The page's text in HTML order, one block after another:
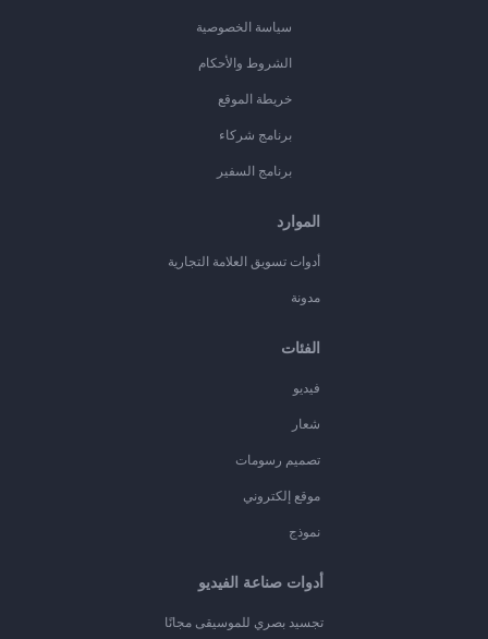
سياسة الخصوصية
الشروط والأحكام
خريطة الموقع
برنامج شركاء
برنامج السفير
الموارد
أدوات تسويق العلامة التجارية
مدونة
الفئات
فيديو
شعار
تصميم رسومات
موقع إلكتروني
نموذج
أدوات صناعة الفيديو
تجسيد بصري للموسيقى مجانًا